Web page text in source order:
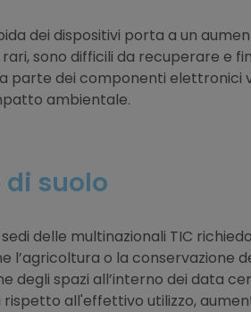
dei dispositivi porta a un
sono difficili da recuperare e
parte dei componenti elettronici
ambientale.
suolo
delle multinazionali TIC
l’agricoltura o la conservazione
degli spazi all’interno dei data
all'effettivo utilizzo,